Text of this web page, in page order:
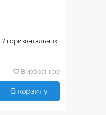
горизонтальных
В избранное
В корзину